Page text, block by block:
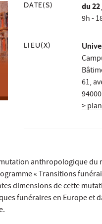
DATE(S) du
9h -
LIEU(X)
61,
>
anthropologique
« Transitions
dimensions de cette
funéraires en Europe et